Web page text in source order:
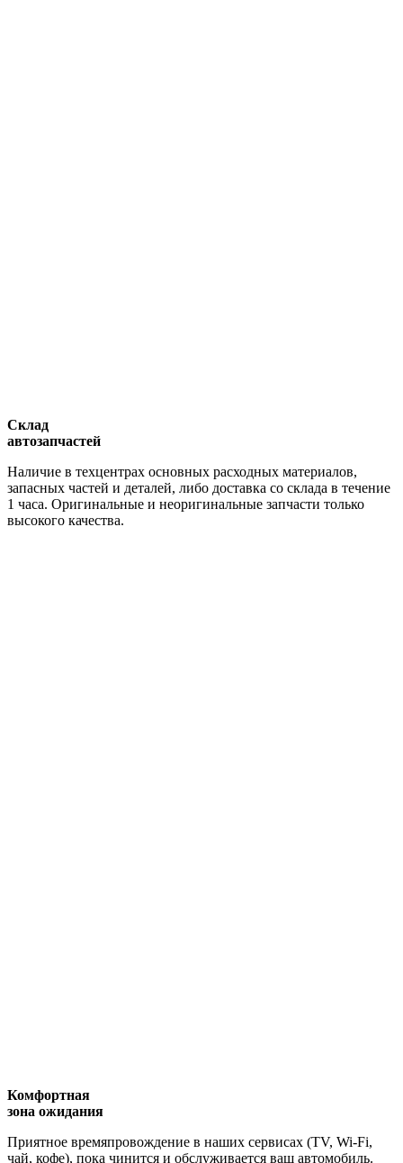
Склад
автозапчастей
Наличие в техцентрах основных расходных материалов,
запасных частей и деталей, либо доставка со склада в течение
1 часа. Оригинальные и неоригинальные запчасти только
высокого качества.
Комфортная
зона ожидания
Приятное времяпровождение в наших сервисах (TV, Wi-Fi,
чай, кофе), пока чинится и обслуживается ваш автомобиль.